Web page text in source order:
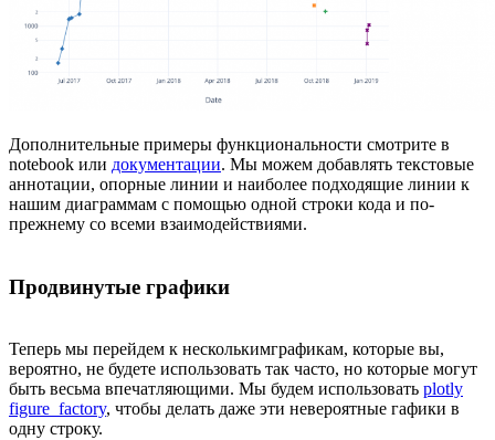
Дополнительные примеры функциональности смотрите в
notebook или документации. Мы можем добавлять текстовые
аннотации, опорные линии и наиболее подходящие линии к
нашим диаграммам с помощью одной строки кода и по-
прежнему со всеми взаимодействиями.
Продвинутые графики
Теперь мы перейдем к несколькимграфикам, которые вы,
вероятно, не будете использовать так часто, но которые могут
быть весьма впечатляющими. Мы будем использовать plotly
figure_factory, чтобы делать даже эти невероятные гафики в
одну строку.